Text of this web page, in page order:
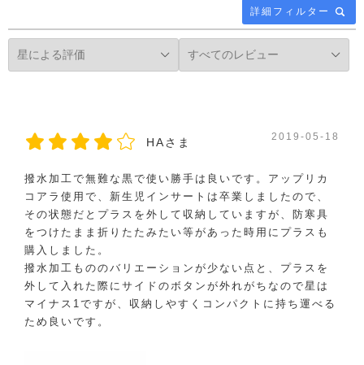
詳細フィルター
HAさま 2019-05-18
撥水加工で無難な黒で使い勝手は良いです。アップリカ
コアラ使用で、新生児インサートは卒業しましたので、
その状態だとプラスを外して収納していますが、防寒具
をつけたまま折りたたみたい等があった時用にプラスも
購入しました。
撥水加工もののバリエーションが少ない点と、プラスを
外して入れた際にサイドのボタンが外れがちなので星は
マイナス1ですが、収納しやすくコンパクトに持ち運べる
ため良いです。